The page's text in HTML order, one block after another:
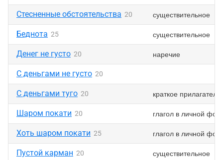
Стесненные обстоятельства 20 существительное
Беднота 25 существительное
Денег не густо 20 наречие
С деньгами не густо 20
С деньгами туго 20 краткое
Шаром покати 20 глагол в личной
Хоть шаром покати 25 глагол в личной
Пустой карман 20 существительное